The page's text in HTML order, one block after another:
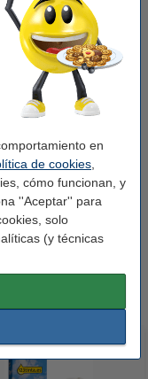
en
de cookies
cómo funcionan, y
''Aceptar'' para
solo
(y técnicas
etiquetas
de la marca original.